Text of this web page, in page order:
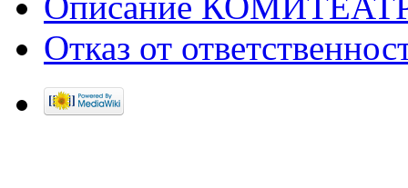
Отказ от